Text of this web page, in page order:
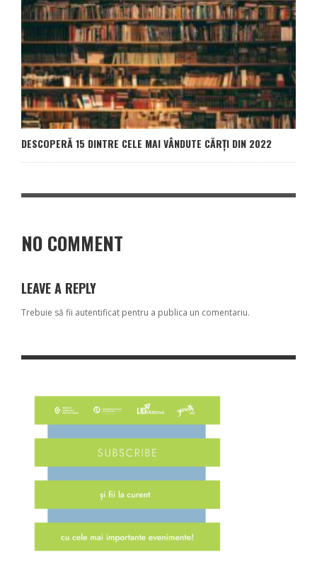
DESCOPERĂ 15 DINTRE CELE MAI VÂNDUTE CĂRȚI DIN 2022
NO COMMENT
LEAVE A REPLY
Trebuie să fii autentificat pentru a publica un comentariu.